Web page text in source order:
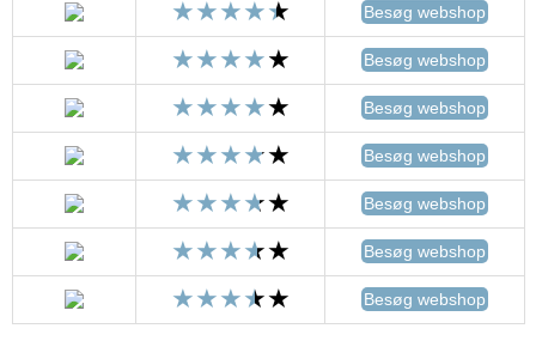
Besøg webshop
Besøg webshop
Besøg webshop
Besøg webshop
Besøg webshop
Besøg webshop
Besøg webshop